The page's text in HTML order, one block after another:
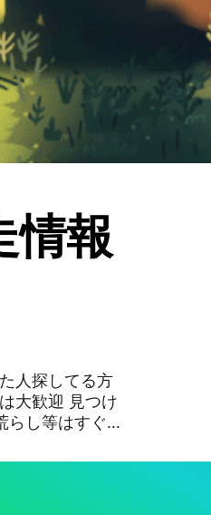
報
人探してる方
大歓迎 見つけ
らし等はすぐに